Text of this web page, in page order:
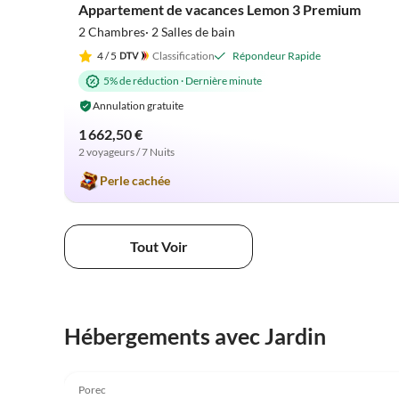
Appartement de vacances Lemon 3 Premium
2 Chambres· 2 Salles de bain
4/ 5 Classification
Répondeur Rapide
5% de réduction · Dernière minute
Annulation gratuite
1 662,50 €
2 voyageurs / 7 Nuits
Perle cachée
Tout Voir
Hébergements avec Jardin
Porec